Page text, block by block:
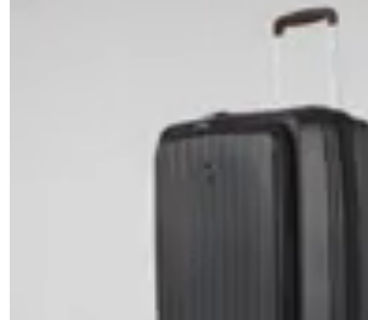
Infantojuvenil (7 a 12
Juvenil (12+ anos)👨🏽
Ver todos
Kit Mochila de Rodinha,